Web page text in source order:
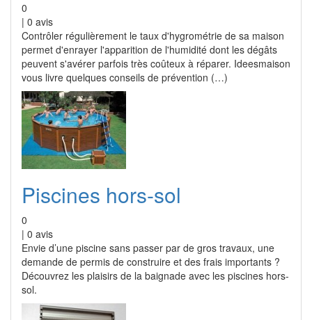
0
| 0 avis
Contrôler régulièrement le taux d'hygrométrie de sa maison
permet d'enrayer l'apparition de l'humidité dont les dégâts
peuvent s'avérer parfois très coûteux à réparer. Ideesmaison
vous livre quelques conseils de prévention (…)
Piscines hors-sol
0
| 0 avis
Envie d’une piscine sans passer par de gros travaux, une
demande de permis de construire et des frais importants ?
Découvrez les plaisirs de la baignade avec les piscines hors-
sol.